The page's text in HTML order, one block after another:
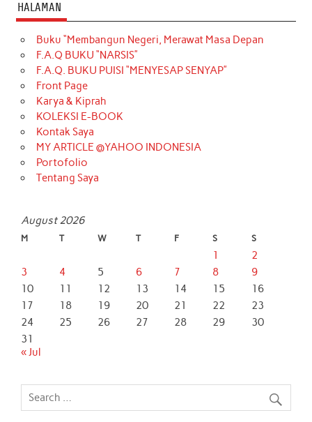
HALAMAN
Buku “Membangun Negeri, Merawat Masa Depan
F.A.Q BUKU “NARSIS”
F.A.Q. BUKU PUISI “MENYESAP SENYAP”
Front Page
Karya & Kiprah
KOLEKSI E-BOOK
Kontak Saya
MY ARTICLE @YAHOO INDONESIA
Portofolio
Tentang Saya
August 2026
M T W T F S S
1
2
3
4 5 6 7 8
9
10
11 12 13 14 15
16
17
18 19 20 21 22
23
24
25 26 27 28 29
30
31
« Jul